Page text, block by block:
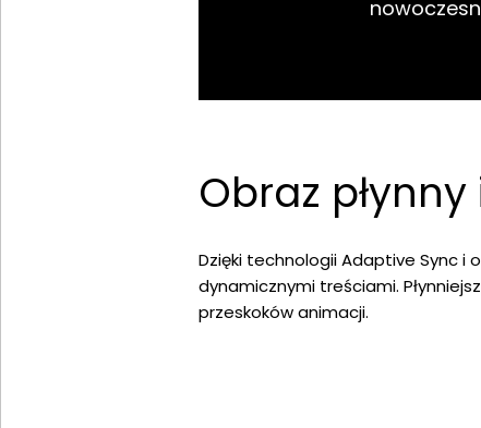
Obraz
Dzięki technologii Adaptive Sync i
dynamicznymi treściami.
przeskoków animacji.